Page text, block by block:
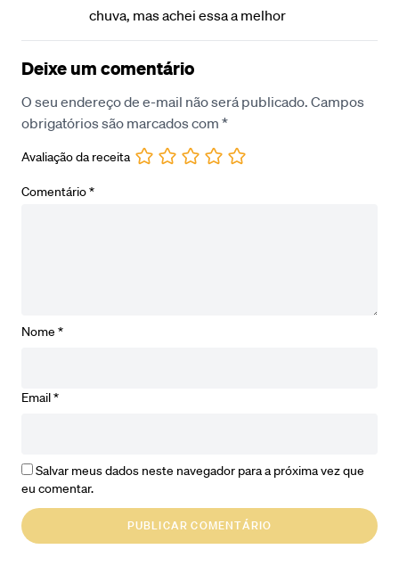
chuva, mas achei essa a melhor
Deixe um comentário
O seu endereço de e-mail não será publicado. Campos
obrigatórios são marcados com *
Avaliação da receita
Comentário*
Nome *
Email*
Salvar meus dados neste navegador para a próxima vez que
eu comentar.